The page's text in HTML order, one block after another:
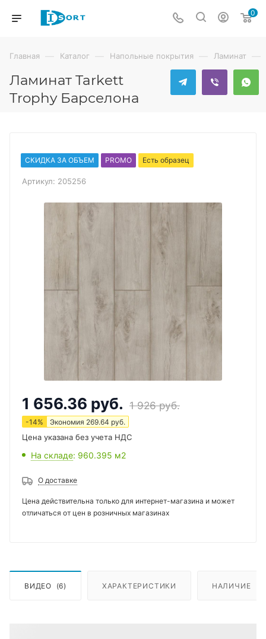
0
Главная — Каталог — Напольные покрытия — Ламинат —
Ламинат Tarkett
Trophy Барселона
СКИДКА ЗА ОБЪЕМ PROMO Есть образец
Артикул: 205256
1 656.36 руб. 1 926руб.
-14% Экономия 269.64 руб.
Цена указана без учета НДС
На складе: 960.395 м2
О доставке
Цена действительна только для интернет-магазина и может
отличаться от цен в розничных магазинах
ВИДЕО (6) ХАРАКТЕРИСТИКИ НАЛИЧИЕ